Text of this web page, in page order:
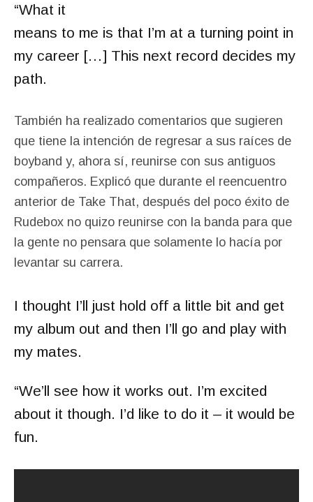
“What it
means to me is that I’m at a turning point in
my career […] This next record decides my
path.
También ha realizado comentarios que sugieren
que tiene la intención de regresar a sus raíces de
boyband y, ahora sí, reunirse con sus antiguos
compañeros. Explicó que durante el reencuentro
anterior de Take That, después del poco éxito de
Rudebox no quizo reunirse con la banda para que
la gente no pensara que solamente lo hacía por
levantar su carrera.
I thought I’ll just hold off a little bit and get
my album out and then I’ll go and play with
my mates.
“We’ll see how it works out. I’m excited
about it though. I’d like to do it – it would be
fun.